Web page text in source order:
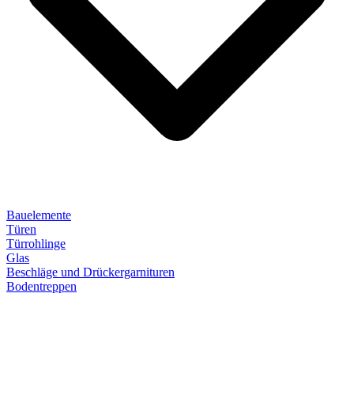
Bauelemente
Türen
Türrohlinge
Glas
Beschläge und Drückergarnituren
Bodentreppen